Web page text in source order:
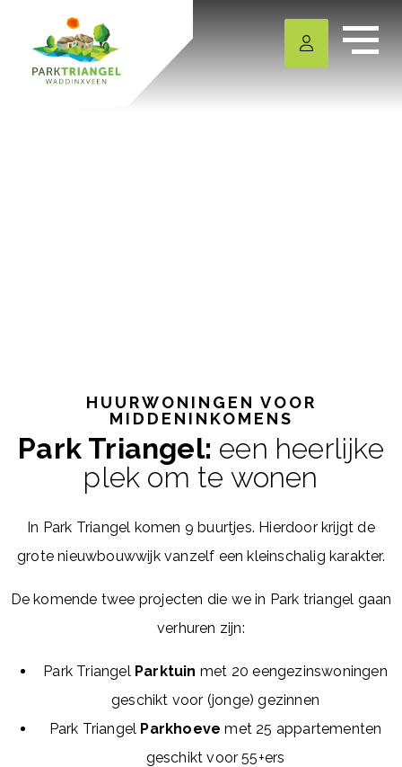
HUURWONINGEN VOOR
MIDDENINKOMENS
Park Triangel: een heerlijke
plek om te wonen
In Park Triangel komen 9 buurtjes. Hierdoor krijgt de
grote nieuwbouwwijk vanzelf een kleinschalig karakter.
De komende twee projecten die we in Park triangel gaan
verhuren zijn:
Park Triangel Parktuin met 20 eengezinswoningen
geschikt voor (jonge) gezinnen
Park Triangel Parkhoeve met 25 appartementen
geschikt voor 55+ers